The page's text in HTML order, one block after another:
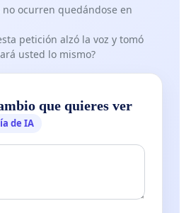
no ocurren quedándose en
petición alzó la voz y tomó
usted lo mismo?
que quieres ver
de IA